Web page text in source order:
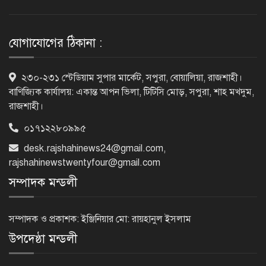
৫৪ রানে অলআউট হয়ে ইনিংস ব্যবধানে
হারল বাংলাদেশ
মন্তব্য থেকে ইউ-টার্ন কঙ্গনা রনৌতের
জেনে নিন মুক্তির উপায়
যোগাযোগের ঠিকানা :
২৩০-২৩১ স্টেডিয়াম সুপার মার্কেট, সপুরা, বোয়ালিয়া, রাজশাহী।
বাণিজ্যিক কার্যালয়: একান্ত আপন ভিলা, টিটিসি মোড়, সপুরা, শাহ মখদুম,
রাজশাহী।
০১৭১২২৮০৯৯৫
desk.rajshahinews24@gmail.com,
rajshahinewstwentyfour@gmail.com
সম্পাদক মন্ডলী
সম্পাদক ও প্রকাশক: ইঞ্জিনিয়ার মো: রায়হানুল ইসলাম
উপদেষ্ঠা মন্ডলী